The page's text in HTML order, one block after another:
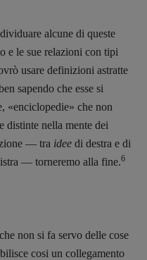
alcune di queste
e le sue relazioni con tipi
usare definizioni astratte
sapendo che esse si
«enciclopedie» che non
distinte nella mente dei
— tra idee di destra e di
— torneremo alla fine.6
non si fa servo delle cose
cosi un collegamento